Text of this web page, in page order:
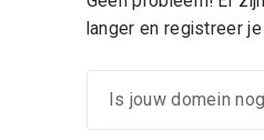
langer en registreer